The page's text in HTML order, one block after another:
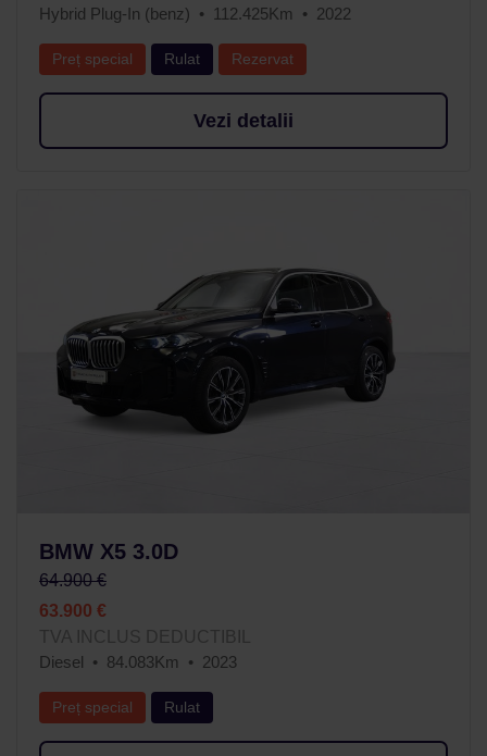
Hybrid Plug-In (benz)
112.425Km 2022
Preț special Rulat Rezervat
Vezi detalii
BMW X5 3.0D
64.900 €
63.900 €
TVA INCLUS DEDUCTIBIL
Diesel
84.083Km 2023
Preț special Rulat